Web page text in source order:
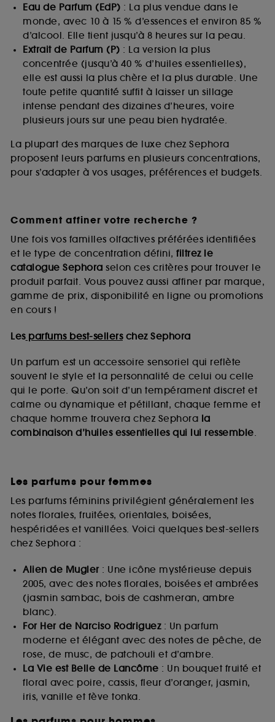
Eau de Parfum (EdP) : La plus vendue dans le
monde, avec 10 à 15 % d’essences et environ 85 %
d’alcool. Elle tient jusqu’à 8 heures sur la peau.
Extrait de Parfum (P) : La version la plus
concentrée (jusqu’à 40 % d’huiles essentielles),
elle est aussi la plus chère et la plus durable. Une
toute petite quantité suffit à laisser un sillage
intense pendant des dizaines d’heures, voire
plusieurs jours sur une peau bien hydratée.
La plupart des marques de luxe chez Sephora
proposent leurs parfums en plusieurs concentrations,
pour s’adapter à vos usages, préférences et budgets.
Comment affiner votre recherche ?
Une fois vos familles olfactives préférées identifiées
et le type de concentration défini, filtrez le
catalogue Sephora selon ces critères pour trouver le
produit parfait. Vous pouvez aussi affiner par marque,
gamme de prix, disponibilité en ligne ou promotions
en cours !
Lesparfums best-sellerschez Sephora
Un parfum est un accessoire sensoriel qui reflète
souvent le style et la personnalité de celui ou celle
qui le porte. Qu’on soit d’un tempérament discret et
calme ou dynamique et pétillant, chaque femme et
chaque homme trouvera chez Sephora la
combinaison d’huiles essentielles qui lui ressemble.
Les parfums pour femmes
Les parfums féminins privilégient généralement les
notes florales, fruitées, orientales, boisées,
hespéridées et vanillées. Voici quelques best-sellers
chez Sephora :
Alien de Mugler: Une icône mystérieuse depuis
2005, avec des notes florales, boisées et ambrées
(jasmin sambac, bois de cashmeran, ambre
blanc).
For Her de Narciso Rodriguez: Un parfum
moderne et élégant avec des notes de pêche, de
rose, de musc, de patchouli et d’ambre.
La Vie est Belle de Lancôme : Un bouquet fruité et
floral avec poire, cassis, fleur d’oranger, jasmin,
iris, vanille et fève tonka.